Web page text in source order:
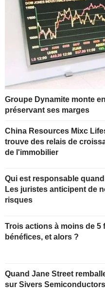
Groupe Dynamite monte
préservant ses marges
China Resources Mixc
trouve des relais de
de l'immobilier
Qui est responsable
Les juristes anticipent de
risques
Trois actions à moins de 5
bénéfices, et alors ?
Quand Jane Street
sur Sivers Semiconductors